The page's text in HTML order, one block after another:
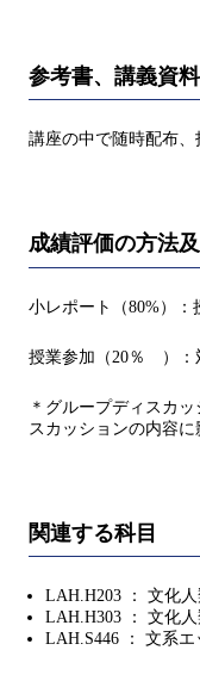
参考書、講義資
講座の中で随時配布、
成績評価の方法
小レポート（80%）：
授業参加（20％ ）：
＊グループディスカ
スカッションの内容
関連する科目
LAH.H203 ： 文化人
LAH.H303 ： 文化人
LAH.S446 ： 文系